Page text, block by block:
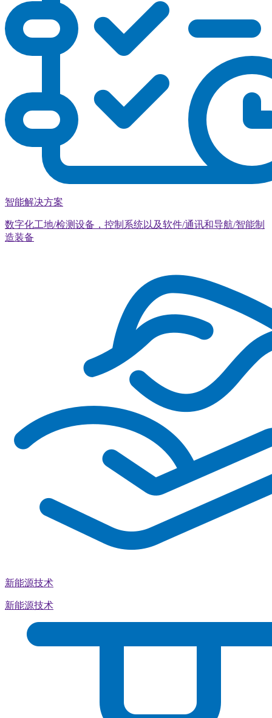
智能解决方案
数字化工地/检测设备，控制系统以及软件/通讯和导航/智能制
造装备
新能源技术
新能源技术